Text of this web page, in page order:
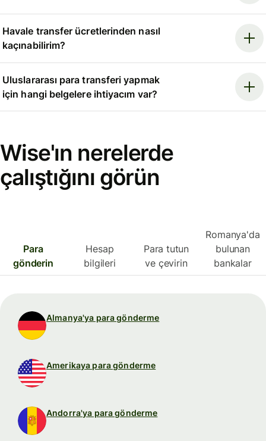
Havale transfer ücretlerinden nasıl
kaçınabilirim?
Uluslararası para transferi yapmak
için hangi belgelere ihtiyacım var?
Wise'ın nerelerde
çalıştığını görün
Para
gönderin
Hesap
bilgileri
Para tutun
ve çevirin
Romanya'da
bulunan
bankalar
Almanya'ya para gönderme
Amerikaya para gönderme
Andorra'ya para gönderme